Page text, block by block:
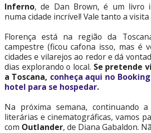
Inferno, de Dan Brown, é um livro
numa cidade incrível! Vale tanto a
Florença está na região da
campestre (ficou cafona isso, mas é
cidades e vilarejos ao redor e dá
dias explorando o local. Se pretende
a Toscana, conheça aqui no
hotel para se hospedar.
Na próxima semana, continuando
literárias e cinematográficas, vamos
com Outlander, de Diana Gabaldon.